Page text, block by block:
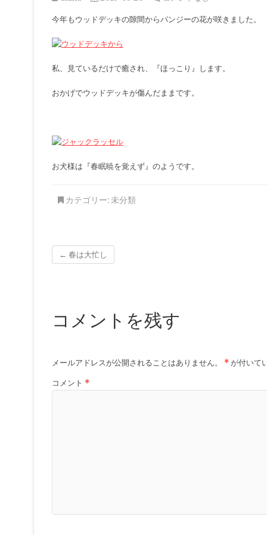
今年もウッドデッキの隙間からパンジーの花が咲きました。
私、見ているだけで癒され、『ほっこり』します。
おかげでウッドデッキが傷んだままです。
お犬様は『春眠暁を覚えず』のようです。
カテゴリー:未分類
← 春は大忙し
コメントを残す
メールアドレスが公開されることはありません。 *が付いて
コメント *